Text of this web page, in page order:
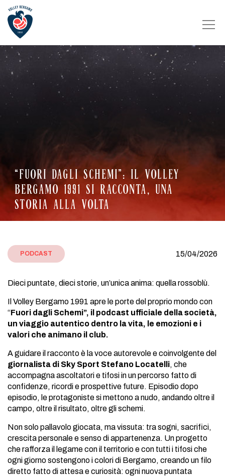
“FUORI DAGLI SCHEMI”: IL VOLLEY
BERGAMO 1991 SI RACCONTA, UNA
STORIA ALLA VOLTA
PODCAST 15/04/2026
Dieci puntate, dieci storie, un’unica anima: quella rossoblù.
Il Volley Bergamo 1991 apre le porte del proprio mondo con
“Fuori dagli Schemi”, il podcast ufficiale della società,
un viaggio autentico dentro la vita, le emozioni e i
valori che animano il club.
A guidare il racconto è la voce autorevole e coinvolgente del
giornalista di Sky Sport Stefano Locatelli, che
accompagna ascoltatori e tifosi in un percorso fatto di
confidenze, ricordi e prospettive future. Episodio dopo
episodio, le protagoniste si mettono a nudo, andando oltre il
campo, oltre il risultato, oltre gli schemi.
Non solo pallavolo giocata, ma vissuta: tra sogni, sacrifici,
crescita personale e senso di appartenenza. Un progetto
che rafforza il legame con il territorio e con tutti i tifosi che
ogni giorno sostengono i colori di Bergamo, creando un filo
diretto fatto di attesa e curiosità: ogni nuova puntata